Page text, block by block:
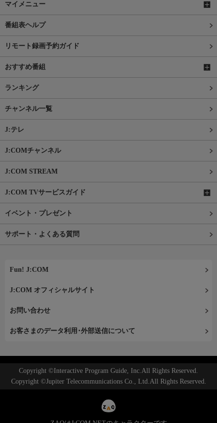
マイメニュー
番組表ヘルプ
リモート録画予約ガイド
おすすめ番組
ランキング
チャンネル一覧
J:テレ
J:COMチャンネル
J:COM STREAM
J:COM TVサービスガイド
イベント・プレゼント
サポート・よくある質問
Fun! J:COM
J:COM オフィシャルサイト
お問い合わせ
お客さまのデータ利用･外部送信について
Copyright ©Interactive Program Guide, Inc.All Rights Reserved.
Copyright ©Jupiter Telecommunications Co., Ltd.All Rights Reserved.